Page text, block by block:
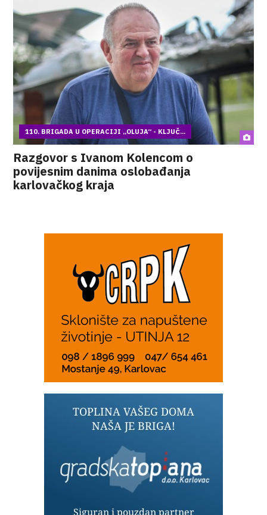
110. BRIGADA U OPERACIJI „OLUJA“ - KLJUČ...
Razgovor s Ivanom Kolencom o
povijesnim danima oslobađanja
karlovačkog kraja